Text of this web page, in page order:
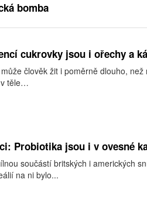
bomba
cukrovky jsou i ořechy a
člověk žit i poměrně dlouho,
v těle…
Probiotika jsou i v ovesné
součástí britských i amerických
na ni bylo...